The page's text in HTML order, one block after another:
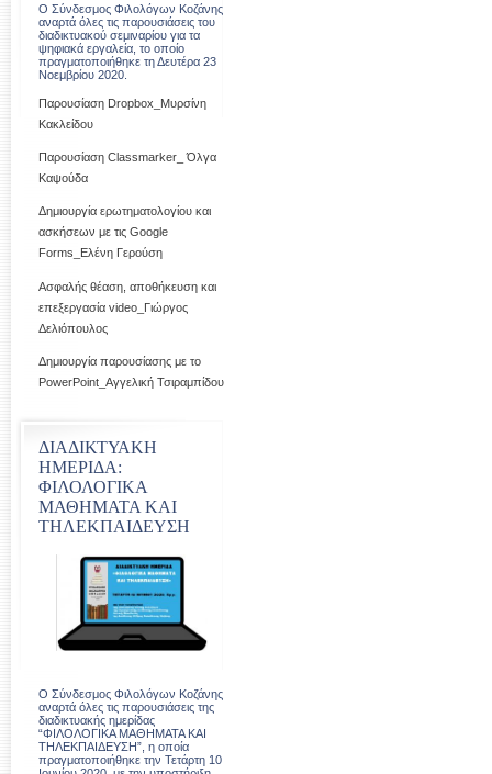
Ο Σύνδεσμος Φιλολόγων Κοζάνης
αναρτά όλες τις παρουσιάσεις του
διαδικτυακού σεμιναρίου για τα
ψηφιακά εργαλεία, το οποίο
πραγματοποιήθηκε τη Δευτέρα 23
Νοεμβρίου 2020.
Παρουσίαση Dropbox_Μυρσίνη
Κακλείδου
Παρουσίαση Classmarker_ Όλγα
Καψούδα
Δημιουργία ερωτηματολογίου και
ασκήσεων με τις Google
Forms_Ελένη Γερούση
Ασφαλής θέαση, αποθήκευση και
επεξεργασία video_Γιώργος
Δελιόπουλος
Δημιουργία παρουσίασης με το
PowerPoint_Αγγελική Τσιραμπίδου
ΔΙΑΔΙΚΤΥΑΚΗ
ΗΜΕΡΙΔΑ:
ΦΙΛΟΛΟΓΙΚΑ
ΜΑΘΗΜΑΤΑ ΚΑΙ
ΤΗΛΕΚΠΑΙΔΕΥΣΗ
Ο Σύνδεσμος Φιλολόγων Κοζάνης
αναρτά όλες τις παρουσιάσεις της
διαδικτυακής ημερίδας
“ΦΙΛΟΛΟΓΙΚΑ ΜΑΘΗΜΑΤΑ ΚΑΙ
ΤΗΛΕΚΠΑΙΔΕΥΣΗ”, η οποία
πραγματοποιήθηκε την Τετάρτη 10